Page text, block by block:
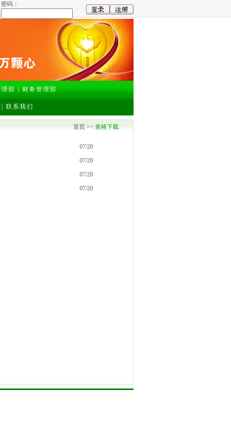
密码：
部 财务管理部
联系我们
首页 >> 表格下载
07/20
07/20
07/20
07/20